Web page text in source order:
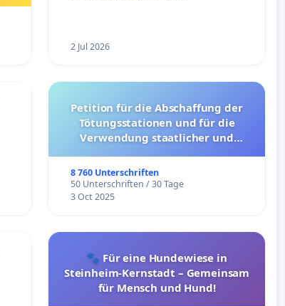
2 Jul 2026
Petition für die Abschaffung der
Tötungsstationen und für die
Verwendung staatlicher und
8 760 Unterschriften
50 Unterschriften / 30 Tage
3 Oct 2025
🐾 Für eine Hundewiese in
Steinheim-Kernstadt – Gemeinsam
für Mensch und Hund!